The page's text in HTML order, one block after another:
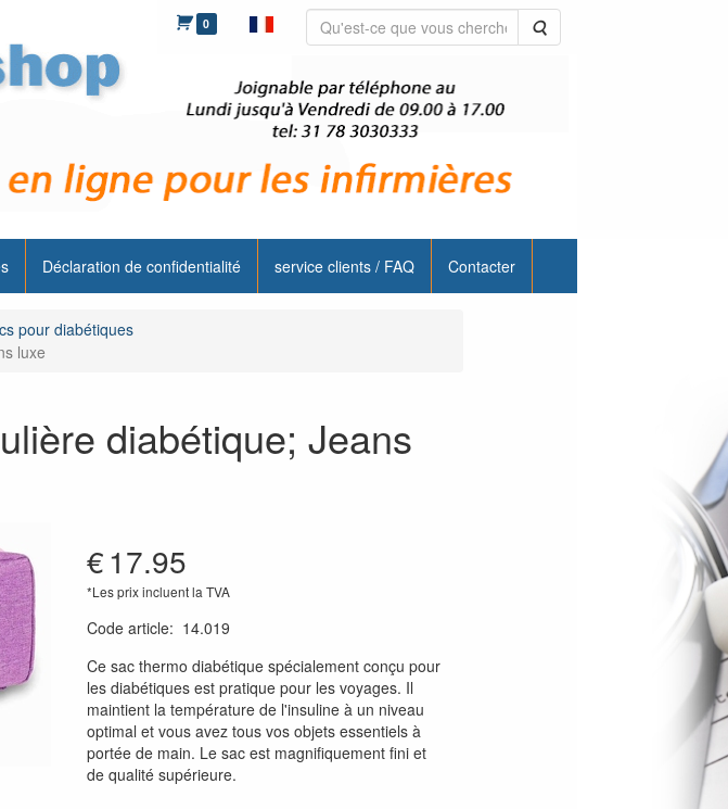
0 Rechercher
Déclaration de confidentialité service clients / FAQ Contacter
pour diabétiques
luxe
diabétique; Jeans
€17.95
*Les prix incluent la TVA
Code article: 14.019
Ce sac thermo diabétique spécialement conçu pour
les diabétiques est pratique pour les voyages. Il
maintient la température de l'insuline à un niveau
optimal et vous avez tous vos objets essentiels à
portée de main. Le sac est magnifiquement fini et
de qualité supérieure.